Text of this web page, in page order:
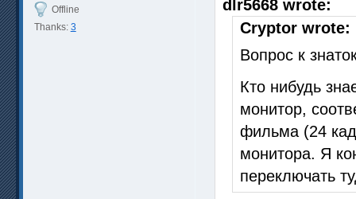
Offline
Thanks: 3
dlr5668 wrote:
Cryptor wrote:
Вопрос к
Кто нибудь
монитор,
фильма (24
монитора. Я
переключать